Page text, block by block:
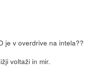
je v overdrive na intela??
voltaži in mir.